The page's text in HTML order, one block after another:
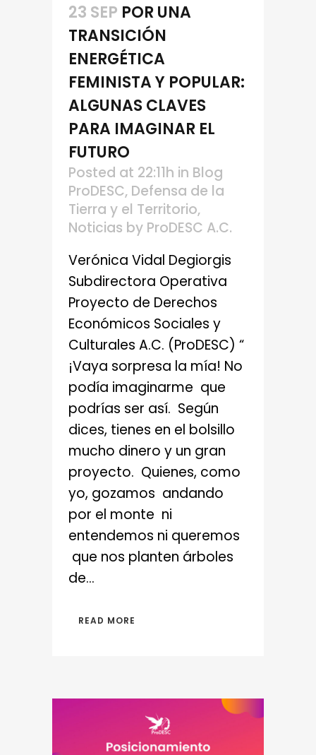
23 SEP POR UNA
TRANSICIÓN
ENERGÉTICA
FEMINISTA Y POPULAR:
ALGUNAS CLAVES
PARA IMAGINAR EL
FUTURO
Posted at 22:11h in Blog
ProDESC, Defensa de la
Tierra y el Territorio,
Noticias by ProDESC A.C.
Verónica Vidal Degiorgis
Subdirectora Operativa
Proyecto de Derechos
Económicos Sociales y
Culturales A.C. (ProDESC) “
¡Vaya sorpresa la mía! No
podía imaginarme que
podrías ser así. Según
dices, tienes en el bolsillo
mucho dinero y un gran
proyecto. Quienes, como
yo, gozamos andando
por el monte ni
entendemos ni queremos
que nos planten árboles
de...
READ MORE